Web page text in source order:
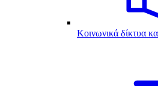
Κοινωνικά δίκτυα